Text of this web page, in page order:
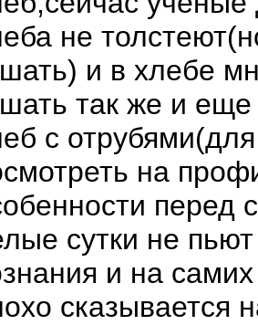
не
и в хлебе
так же и
с
на
перед
сутки не
и на
сказывается